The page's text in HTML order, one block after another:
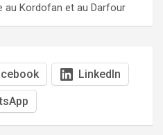
Kordofan et au Darfour
LinkedIn